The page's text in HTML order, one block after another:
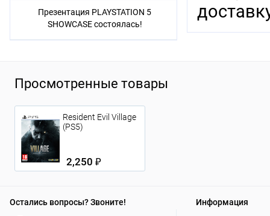
Презентация PLAYSTATION 5
SHOWCASE состоялась!
Просмотренные товары
Resident Evil Village
(PS5)
2,250 ₽
Остались вопросы? Звоните! Информация